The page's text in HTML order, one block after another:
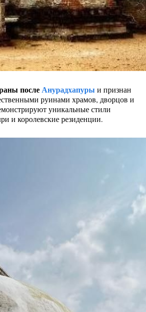
послеАнурадхапуры и признан
руинами храмов, дворцов и
уникальные стили
и королевские резиденции.